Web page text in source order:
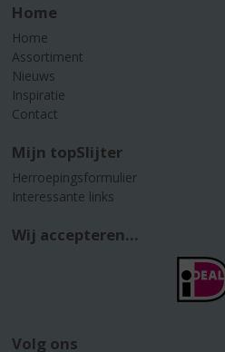
Home
Home
Assortiment
Nieuws
Inspiratie
Contact
Mijn topSlijter
Herroepingsformulier
Interessante links
Wij accepteren...
Volg ons